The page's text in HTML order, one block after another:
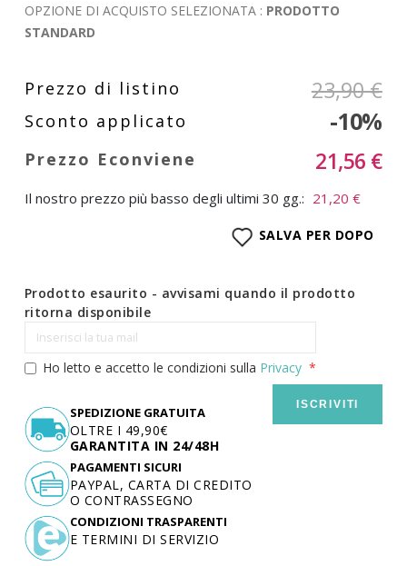
OPZIONE DI ACQUISTO SELEZIONATA : PRODOTTO
STANDARD
23,90 €
-10%
21,56 €
Il nostro prezzo più basso degli ultimi 30 gg.: 21,20 €
SALVA PER DOPO
Prodotto esaurito - avvisami quando il prodotto
ritorna disponibile
Ho letto e accetto le condizioni sulla Privacy
ISCRIVITI
SPEDIZIONE GRATUITA
OLTRE I 49,90€
GARANTITA IN 24/48H
PAGAMENTI SICURI
PAYPAL, CARTA DI CREDITO
O CONTRASSEGNO
CONDIZIONI TRASPARENTI
E TERMINI DI SERVIZIO